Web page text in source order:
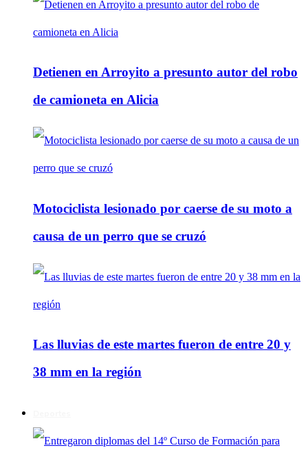
Detienen en Arroyito a presunto autor del robo
de camioneta en Alicia
Motociclista lesionado por caerse de su moto a
causa de un perro que se cruzó
Las lluvias de este martes fueron de entre 20 y
38 mm en la región